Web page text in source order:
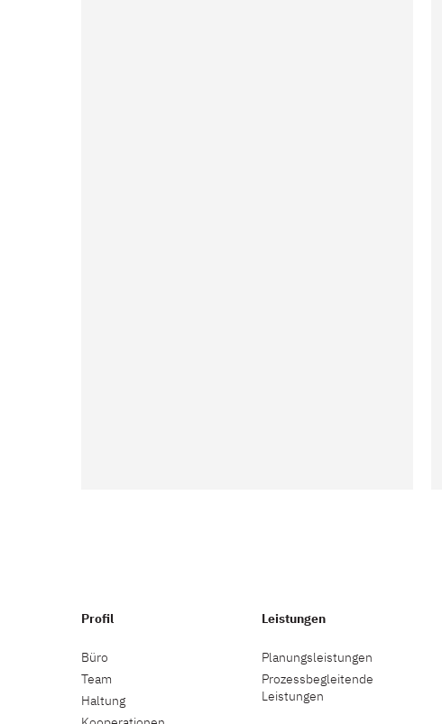
Profil
Büro
Team
Haltung
Leistungen
Planungsleistungen
Prozessbegleitende
Leistungen